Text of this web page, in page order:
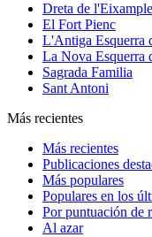
Dreta de l'Eixample
El Fort Pienc
L'Antiga Esquerra
La Nova Esquerra
Sagrada Familia
Sant Antoni
Más recientes
Más recientes
Publicaciones
Más populares
Populares en los
Por puntuación de
Al azar